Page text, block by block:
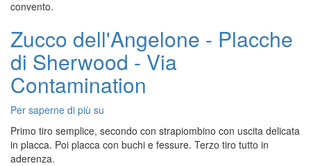
Parete
Rossa
di
Castel
Presina
Prosciutto
di
convento.
Zucco dell'Angelone - Placche
di Sherwood - Via
Contamination
Per saperne di più su
dell'Angelone
-
Placche
Primo tiro semplice, secondo con strapiombino con uscita delicata
in placca. Poi placca con buchi e fessure. Terzo tiro tutto in
aderenza.